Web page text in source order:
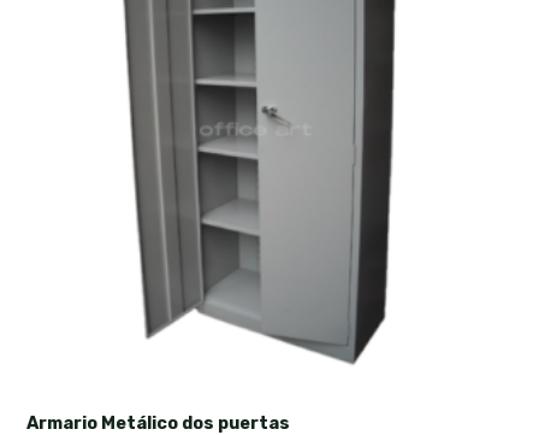
Armario Metálico dos puertas